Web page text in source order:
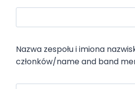
Nazwa zespołu i imiona
członków/name and band